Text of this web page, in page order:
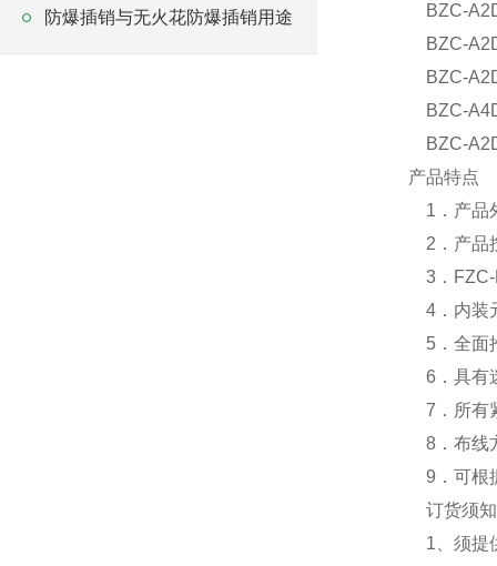
防爆插销与无火花防爆插销用途
BZC-
BZC-
BZC-
BZC-
BZC-
产品特点
1．产品外
2．产品按
3．FZC-
4．内装元
5．全面推
6．具有迷
7．所有紧
8．布线方
9．可根据
订货须知
1、须提供